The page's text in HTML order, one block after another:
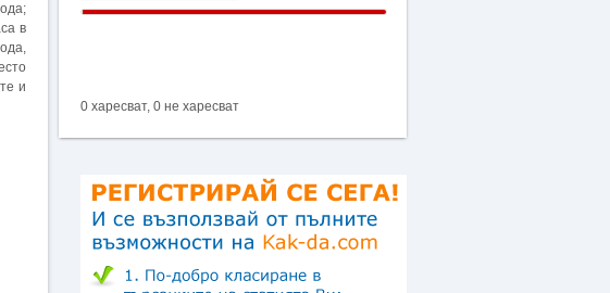
в
и
0 харесват, 0 не харесват